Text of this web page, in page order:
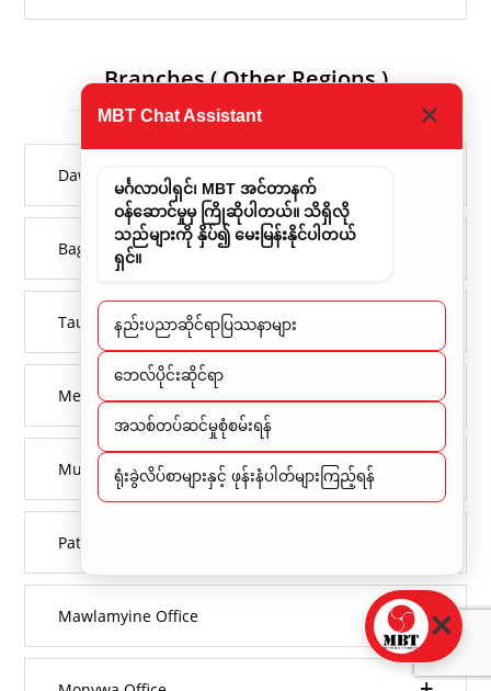
Branches ( Other Regions )
Dawei Office
Bago Office
Taunggyi Office
Meikthila Office
Muse Office
Pathein Office
Mawlamyine Office
MBT Chat Assistant
မင်္ဂလာပါရှင်၊ MBT အင်တာနက်
ဝန်ဆောင်မှုမှ ကြိုဆိုပါတယ်။ သိရှိလို
သည်များကို နှိပ်၍ မေးမြန်းနိုင်ပါတယ်
ရှင်။
နည်းပညာဆိုင်ရာပြဿနာများ
​ဘေလ်ပိုင်းဆိုင်ရာ
အသစ်တပ်ဆင်မှုစုံစမ်းရန်
ရုံးခွဲလိပ်စာများနှင့် ဖုန်းနံပါတ်များကြည့်ရန်